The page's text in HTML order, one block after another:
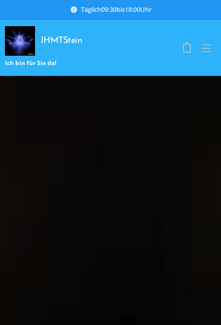
Täglich09:30bis18:00Uhr
IHMTStein
Ich bin für Sie da!